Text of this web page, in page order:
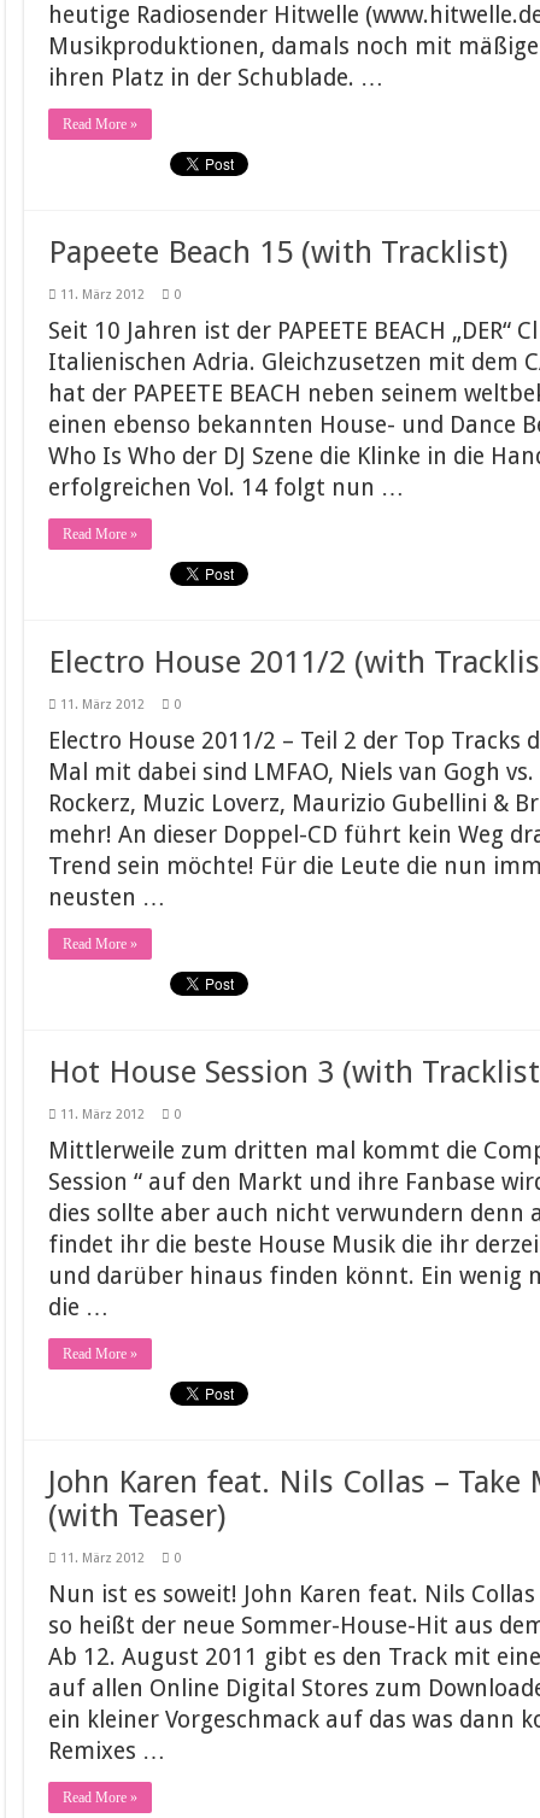
heutige Radiosender Hitwelle
Musikproduktionen, damals noch mit
ihren Platz in der Schublade. …
Read More »
Papeete Beach 15 (with Tracklist)
11. März 2012 0
Seit 10 Jahren ist der PAPEETE BEACH „DER“
Italienischen Adria. Gleichzusetzen mit dem
hat der PAPEETE BEACH neben seinem
einen ebenso bekannten House- und Dance
Who Is Who der DJ Szene die Klinke in die
erfolgreichen Vol. 14 folgt nun …
Read More »
Electro House 2011/2 (with
11. März 2012 0
Electro House 2011/2 – Teil 2 der Top Tracks
Mal mit dabei sind LMFAO, Niels van Gogh
Rockerz, Muzic Loverz, Maurizio Gubellini &
mehr! An dieser Doppel-CD führt kein Weg
Trend sein möchte! Für die Leute die nun
neusten …
Read More »
Hot House Session 3 (with
11. März 2012 0
Mittlerweile zum dritten mal kommt die
Session “ auf den Markt und ihre Fanbase
dies sollte aber auch nicht verwundern denn
findet ihr die beste House Musik die ihr
und darüber hinaus finden könnt. Ein wenig
die …
Read More »
John Karen feat. Nils Collas – Take
(with Teaser)
11. März 2012 0
Nun ist es soweit! John Karen feat. Nils
so heißt der neue Sommer-House-Hit aus
Ab 12. August 2011 gibt es den Track mit
auf allen Online Digital Stores zum
ein kleiner Vorgeschmack auf das was dann
Remixes …
Read More »